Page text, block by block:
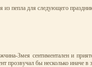
из пепла для следующего
Змея сентиментален и
бы несколько иначе в